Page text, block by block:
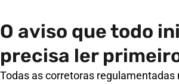
O aviso que todo
precisa ler
Todas as corretoras regulamentadas